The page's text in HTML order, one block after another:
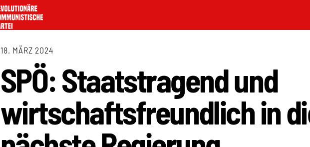
18. MÄRZ 2024
SPÖ: Staatstragend und
wirtschaftsfreundlich in